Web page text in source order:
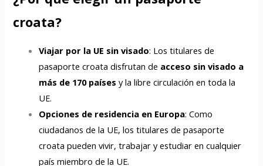
croata?
Viajar por la UE sin visado: Los titulares de
pasaporte croata disfrutan de acceso sin visado a
más de 170 países y la libre circulación en toda la
UE.
Opciones de residencia en Europa: Como
ciudadanos de la UE, los titulares de pasaporte
croata pueden vivir, trabajar y estudiar en cualquier
país miembro de la UE.